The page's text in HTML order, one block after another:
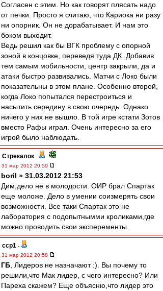
Согласен с этим. Но как говорят плясать надо
от печки. Просто я считаю, что Кариока ни разу
ни опорник. Он не дорабатывает. И нам это
боком выходит.
Ведь решил как бы ВГК проблему с опорной
зоной в концовке, переведя туда ДК. Добавив
тем самым мобильности, центр закрыли, да и
атаки быстро развивались. Матчи с Локо были
показательны в этом плане. Особенно второй,
когда Локо попытался перестроиться и
насытить середину в свою очередь. Однако
ничего у них не вышло. В той игре кстати Зотов
вместо Рафы играл. Очень интересно за его
игрой было наблюдать.
Стрекалок -
31 мар 2012 20:59
boril » 31.03.2012 21:53
Дим,дело не в молодости. ОИР брал Спартак
еще моложе. Дело в умении соизмерять свои
возможности. Все таки Спартак это не
лаборатория с подопытнымми кроликами,где
можно проводить свои эксперементы.
ccp1 -
31 мар 2012 20:58
ГБ , Лидеров не назначают :). Вы почему то
решили,что Мак лидер, с чего интересно? Или
Пареха скажем? Еще объясню,что лидер это